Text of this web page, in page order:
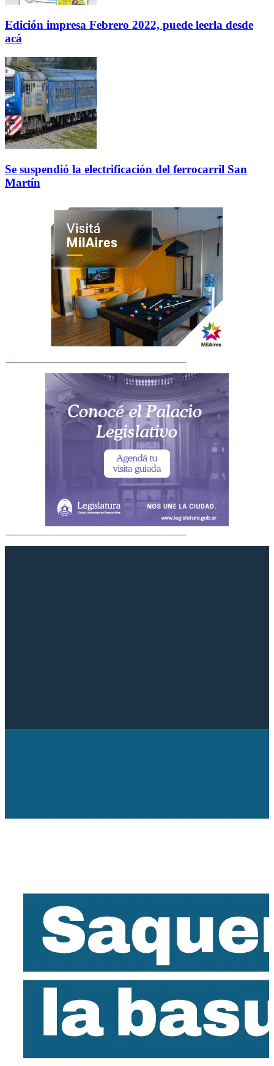
Edición impresa Febrero 2022, puede leerla desde
acá
Se suspendió la electrificación del ferrocarril San
Martín